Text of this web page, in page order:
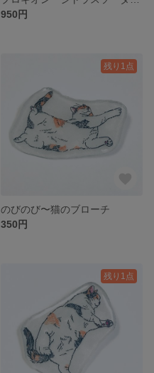
950円
残り1点
のびのび〜猫のブローチ
350円
残り1点